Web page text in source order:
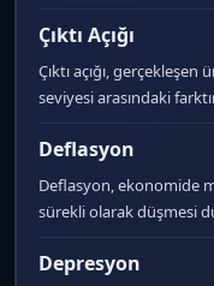
Çıktı Açığı
Çıktı açığı,
seviyesi arasındaki
Deflasyon
Deflasyon, ekonomide
sürekli olarak düşmesi
Depresyon